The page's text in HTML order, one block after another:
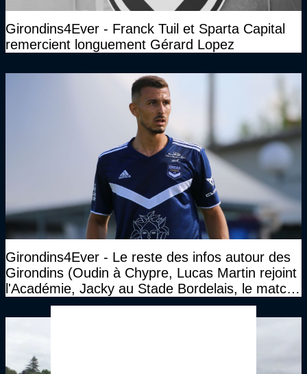
Girondins4Ever - Franck Tuil et Sparta Capital
remercient longuement Gérard Lopez
Girondins4Ever - Le reste des infos autour des
Girondins (Oudin à Chypre, Lucas Martin rejoint
l'Académie, Jacky au Stade Bordelais, le match
face à Arcachon à huis clos...)